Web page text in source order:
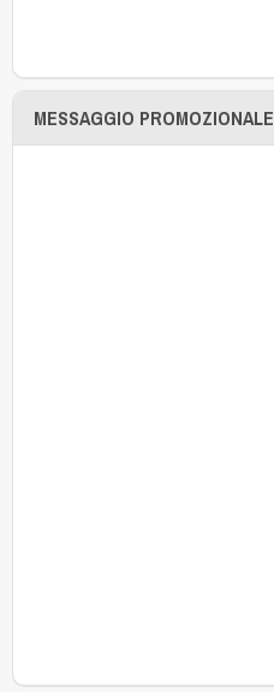
MESSAGGIO PROMOZIONALE